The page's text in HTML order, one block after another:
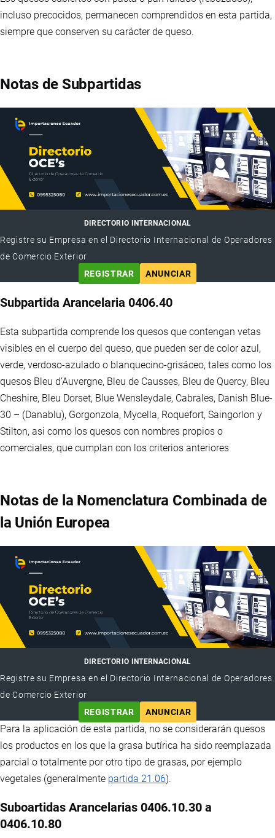
incluso precocidos, permanecen comprendidos en esta partida,
siempre que conserven su carácter de queso.
Notas de Subpartidas
DIRECTORIO INTERNACIONAL
Registre su Empresa en el Directorio Internacional de Operadores
de Comercio Exterior
REGISTRAR
ANUNCIAR
Subpartida Arancelaria 0406.40
Esta subpartida comprende los quesos que contengan vetas
visibles en el cuerpo del queso, que pueden ser de color azul,
verde, verdoso-azulado o blanquecino-grisáceo, tales como los
quesos Bleu d’Auvergne, Bleu de Causses, Bleu de Quercy, Bleu
Cheshire, Bleu Dorset, Blue Wensleydale, Cabrales, Danish Blue-
30 – (Danablu), Gorgonzola, Mycella, Roquefort, Saingorlon y
Stilton, asi como los quesos con nombres propios o
comerciales, que cumplan con los criterios anteriores
Notas de la Nomenclatura Combinada de
la Unión Europea
DIRECTORIO INTERNACIONAL
Registre su Empresa en el Directorio Internacional de Operadores
de Comercio Exterior
REGISTRAR
ANUNCIAR
Para la aplicación de esta partida, no se considerarán quesos
los productos en los que la grasa butírica ha sido reemplazada
parcial o totalmente por otro tipo de grasas, por ejemplo
vegetales (generalmente partida 21.06).
Suboartidas Arancelarias 0406.10.30 a
0406.10.80